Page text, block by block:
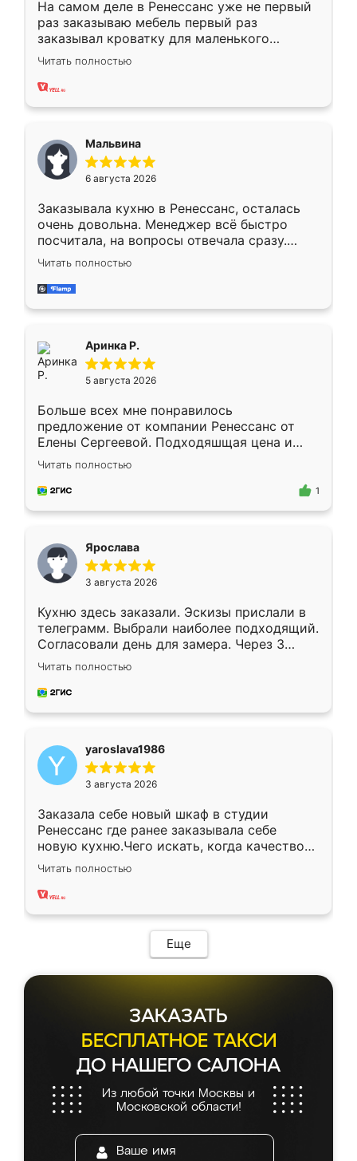
На самом деле в Ренессанс уже не первый
раз заказываю мебель первый раз
заказывал кроватку для маленького
ребёнка при его рождении ,во второй раз
заказал шкаф-купе. По качеству очень
хорошее сборка достаточно быстрая,
меньше, здесь же он более разнообразный.
Мне нравится ,если что-то потребуется из
мебели буду заказывать только здесь.
Читать полностью
Мальвина
6 августа 2026
Заказывала кухню в Ренессанс, осталась
очень довольна. Менеджер всё быстро
посчитала, на вопросы отвечала сразу.
Замерщик приехал в субботу, подошёл к
делу со всей ответственностью. Собрали
за день, ребята работали аккуратно, даже
Читать полностью
Аринка Р.
5 августа 2026
Больше всех мне понравилось
предложение от компании Ренессанс от
Елены Сергеевой. Подходяшщая цена и
короткие сроки изготовления. Приехавший
для замера сотрудник Владислав
предложил по моему эскизу самый
Читать полностью
1
Ярослава
3 августа 2026
Кухню здесь заказали. Эскизы прислали в
телеграмм. Выбрали наиболее подходящий.
Согласовали день для замера. Через 3
недели кухня была уже готова. Остались
довольны работой. Спасибо Ренессанс
мебель за качественную работу!
Читать полностью
yaroslava1986
3 августа 2026
Заказала себе новый шкаф в студии
Ренессанс где ранее заказывала себе
новую кухню.Чего искать, когда качеством
вполне довольна. Служит кухня уже почти
два года, нареканий нет.
Читать полностью
Еще
ЗАКАЗАТЬ
БЕСПЛАТНОЕ ТАКСИ
ДО НАШЕГО САЛОНА
Из любой точки Москвы и
Московской области!